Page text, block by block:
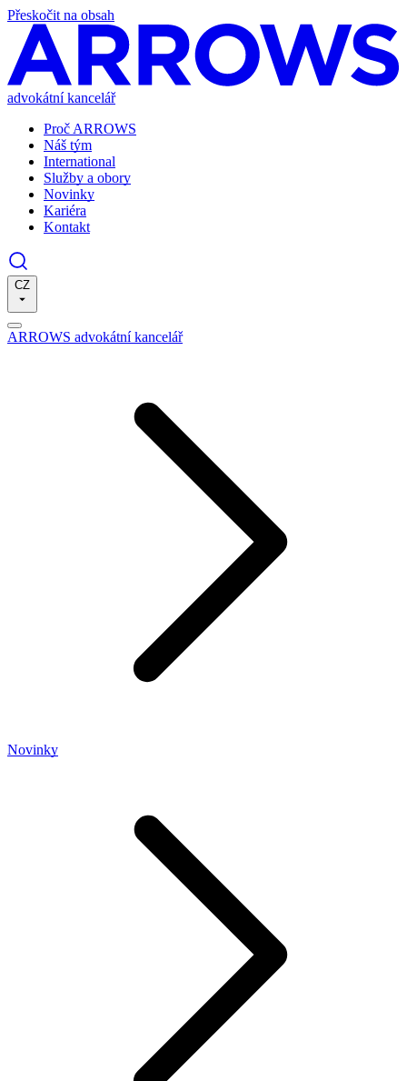
Přeskočit na obsah
advokátní kancelář
Proč ARROWS
Náš tým
International
Služby a obory
Novinky
Kariéra
Kontakt
CZ
ARROWS advokátní kancelář
Novinky